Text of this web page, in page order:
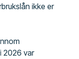
ikke er
2026 var